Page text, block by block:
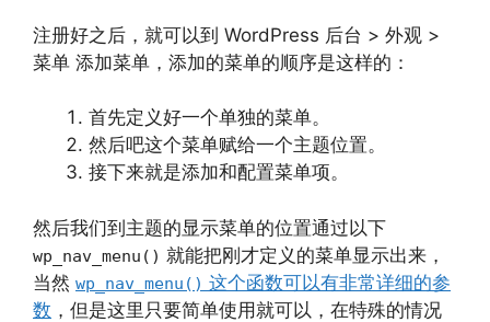
注册好之后，就可以到 WordPress 后台 > 外观 >
菜单 添加菜单，添加的菜单的顺序是这样的：
首先定义好一个单独的菜单。
然后吧这个菜单赋给一个主题位置。
接下来就是添加和配置菜单项。
然后我们到主题的显示菜单的位置通过以下
wp_nav_menu() 就能把刚才定义的菜单显示出来，
当然 wp_nav_menu() 这个函数可以有非常详细的参
数 ，但是这里只要简单使用就可以，在特殊的情况